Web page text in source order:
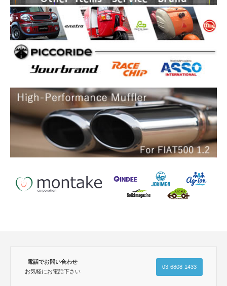
電話でお問い合わせ
お気軽にお電話下さい
03-6808-1433